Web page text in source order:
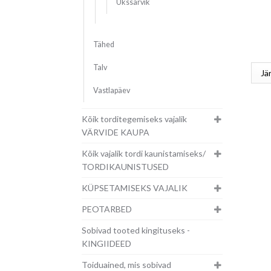
Ükssarvik
Tähed
Talv
Vastlapäev
Kõik torditegemiseks vajalik
VÄRVIDE KAUPA
Kõik vajalik tordi kaunistamiseks/
TORDIKAUNISTUSED
KÜPSETAMISEKS VAJALIK
PEOTARBED
Sobivad tooted kingituseks -
KINGIIDEED
Toiduained, mis sobivad